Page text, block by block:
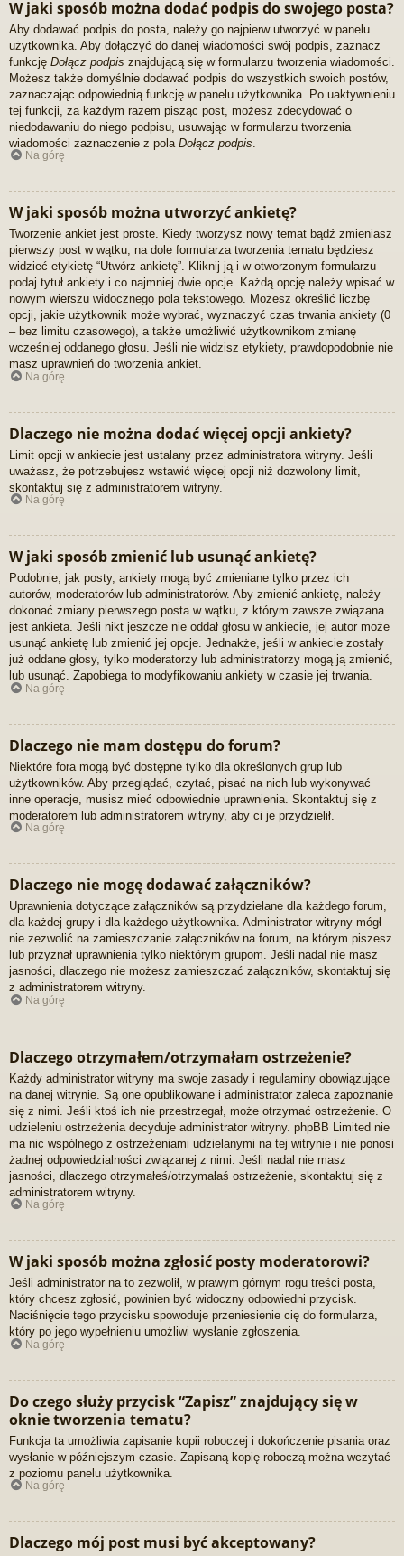
W jaki sposób można dodać podpis do swojego posta?
Aby dodawać podpis do posta, należy go najpierw utworzyć w panelu
użytkownika. Aby dołączyć do danej wiadomości swój podpis, zaznacz
funkcję Dołącz podpis znajdującą się w formularzu tworzenia wiadomości.
Możesz także domyślnie dodawać podpis do wszystkich swoich postów,
zaznaczając odpowiednią funkcję w panelu użytkownika. Po uaktywnieniu
tej funkcji, za każdym razem pisząc post, możesz zdecydować o
niedodawaniu do niego podpisu, usuwając w formularzu tworzenia
wiadomości zaznaczenie z pola Dołącz podpis
Na górę
W jaki sposób można utworzyć ankietę?
Tworzenie ankiet jest proste. Kiedy tworzysz nowy temat bądź zmieniasz
pierwszy post w wątku, na dole formularza tworzenia tematu będziesz
widzieć etykietę “Utwórz ankietę”. Kliknij ją i w otworzonym formularzu
podaj tytuł ankiety i co najmniej dwie opcje. Każdą opcję należy wpisać w
nowym wierszu widocznego pola tekstowego. Możesz określić liczbę
opcji, jakie użytkownik może wybrać, wyznaczyć czas trwania ankiety (0
– bez limitu czasowego), a także umożliwić użytkownikom zmianę
wcześniej oddanego głosu. Jeśli nie widzisz etykiety, prawdopodobnie nie
masz uprawnień do tworzenia ankiet.
Na górę
Dlaczego nie można dodać więcej opcji ankiety?
Limit opcji w ankiecie jest ustalany przez administratora witryny. Jeśli
uważasz, że potrzebujesz wstawić więcej opcji niż dozwolony limit,
skontaktuj się z administratorem witryny.
Na górę
W jaki sposób zmienić lub usunąć ankietę?
Podobnie, jak posty, ankiety mogą być zmieniane tylko przez ich
autorów, moderatorów lub administratorów. Aby zmienić ankietę, należy
dokonać zmiany pierwszego posta w wątku, z którym zawsze związana
jest ankieta. Jeśli nikt jeszcze nie oddał głosu w ankiecie, jej autor może
usunąć ankietę lub zmienić jej opcje. Jednakże, jeśli w ankiecie zostały
już oddane głosy, tylko moderatorzy lub administratorzy mogą ją zmienić,
lub usunąć. Zapobiega to modyfikowaniu ankiety w czasie jej trwania.
Na górę
Dlaczego nie mam dostępu do forum?
Niektóre fora mogą być dostępne tylko dla określonych grup lub
użytkowników. Aby przeglądać, czytać, pisać na nich lub wykonywać
inne operacje, musisz mieć odpowiednie uprawnienia. Skontaktuj się z
moderatorem lub administratorem witryny, aby ci je przydzielił.
Na górę
Dlaczego nie mogę dodawać załączników?
Uprawnienia dotyczące załączników są przydzielane dla każdego forum,
dla każdej grupy i dla każdego użytkownika. Administrator witryny mógł
nie zezwolić na zamieszczanie załączników na forum, na którym piszesz
lub przyznał uprawnienia tylko niektórym grupom. Jeśli nadal nie masz
jasności, dlaczego nie możesz zamieszczać załączników, skontaktuj się
z administratorem witryny.
Na górę
Dlaczego otrzymałem/otrzymałam ostrzeżenie?
Każdy administrator witryny ma swoje zasady i regulaminy obowiązujące
na danej witrynie. Są one opublikowane i administrator zaleca zapoznanie
się z nimi. Jeśli ktoś ich nie przestrzegał, może otrzymać ostrzeżenie. O
udzieleniu ostrzeżenia decyduje administrator witryny. phpBB Limited nie
ma nic wspólnego z ostrzeżeniami udzielanymi na tej witrynie i nie ponosi
żadnej odpowiedzialności związanej z nimi. Jeśli nadal nie masz
jasności, dlaczego otrzymałeś/otrzymałaś ostrzeżenie, skontaktuj się z
administratorem witryny.
Na górę
W jaki sposób można zgłosić posty moderatorowi?
Jeśli administrator na to zezwolił, w prawym górnym rogu treści posta,
który chcesz zgłosić, powinien być widoczny odpowiedni przycisk.
Naciśnięcie tego przycisku spowoduje przeniesienie cię do formularza,
który po jego wypełnieniu umożliwi wysłanie zgłoszenia.
Na górę
Do czego służy przycisk “Zapisz” znajdujący się w
oknie tworzenia tematu?
Funkcja ta umożliwia zapisanie kopii roboczej i dokończenie pisania oraz
wysłanie w późniejszym czasie. Zapisaną kopię roboczą można wczytać
z poziomu panelu użytkownika.
Na górę
Dlaczego mój post musi być akceptowany?